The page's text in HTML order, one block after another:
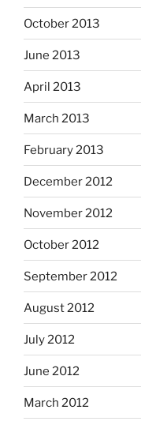
October 2013
June 2013
April 2013
March 2013
February 2013
December 2012
November 2012
October 2012
September 2012
August 2012
July 2012
June 2012
March 2012